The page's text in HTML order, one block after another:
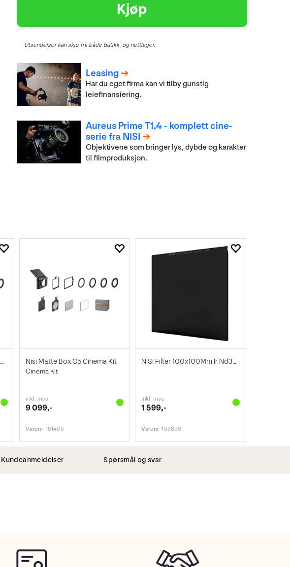
Kjøp
Utsendelser kan skje fra både butikk- og nettlager.
Leasing
Har du eget firma kan vi tilby gunstig
leiefinansiering.
Aureus Prime T1.4 - komplett cine-
serie fra NISI
Objektivene som bringer lys, dybde og karakter
til filmproduksjon.
Nisi Matte Box C5 Filmmaker Kit Nisi Matte Box C5 Cinema Kit
Cinema Kit
inkl. mva
9 099,-
Varenr 151405
NiSi Filter 100x100Mm Ir Nd32 5Stops
inkl. mva
1 599,-
Varenr 109859
Kundeanmeldelser Spørsmål og svar